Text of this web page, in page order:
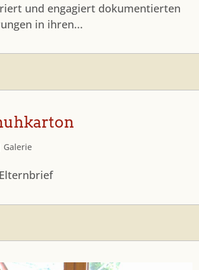
und engagiert dokumentierten
in ihren...
Galerie